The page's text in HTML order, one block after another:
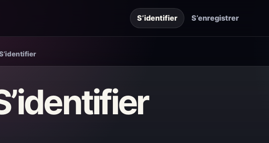
S’identifier S’enregistrer